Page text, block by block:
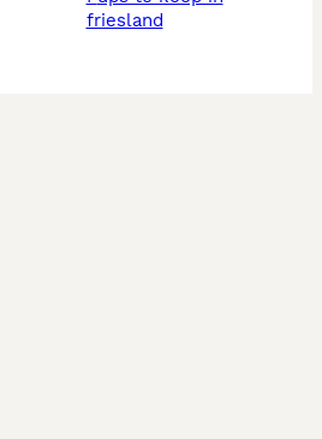
friesland